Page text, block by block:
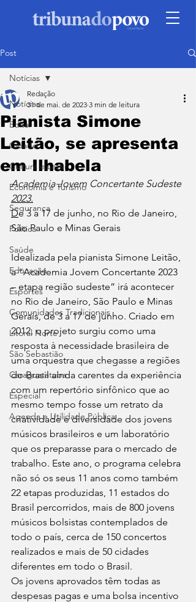
Post
Notícias
Edital
Cidade
Cultura e Lazer
Economia e Turismo
Segurança
Política
Saúde
Educação
Esportes
Comunidades Tradicionais
Litoral Norte
São Sebastião
Caraguatatuba
Especial
Agenda e Utilidade Pública
Notícias
Pianista Simone
Leitão, se apresenta
em Ilhabela
Redação
31 de mai. de 2023 3 min de leitura
Academia Jovem Concertante Sudeste
2023.
De 3 a 17 de junho, no Rio de Janeiro,
São Paulo e Minas Gerais
Idealizada pela pianista Simone Leitão,
a “Academia Jovem Concertante 2023
– etapa região sudeste” irá acontecer
no Rio de Janeiro, São Paulo e Minas
Gerais, de 3 a 17 de junho. Criado em
2012, o projeto surgiu como uma
resposta à necessidade brasileira de
uma orquestra que chegasse a regiões
do Brasil ainda carentes da experiência
com um repertório sinfônico que ao
mesmo tempo fosse um retrato da
criatividade e diversidade dos jovens
músicos brasileiros e um laboratório
que os preparasse para o mercado de
trabalho. Este ano, o programa celebra
não só os seus 11 anos como também
22 etapas produzidas, 11 estados do
Brasil percorridos, mais de 800 jovens
músicos bolsistas contemplados de
todo o país, cerca de 150 concertos
realizados e mais de 50 cidades
Os jovens aprovados têm todas as
despesas pagas e uma bolsa incentivo